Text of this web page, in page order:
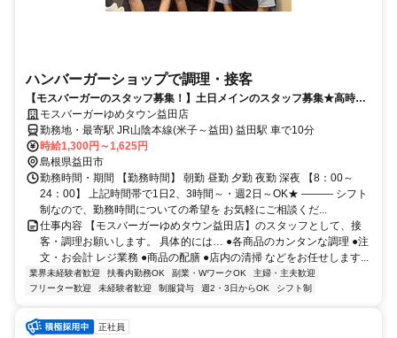
ハンバーガーショップで調理・接客
【モスバーガーのスタッフ募集！】土日メインのスタッフ募集★高時
給！1日2時間～,短時間OK！週2日～OK！
モスバーガーゆめタウン益田店
勤務地・最寄駅 JR山陰本線(米子～益田) 益田駅 車で10分
時給1,300円～1,625円
島根県益田市
勤務時間・期間 【勤務時間】 朝勤 昼勤 夕勤 夜勤 深夜 【8：00～
24：00】 上記時間帯で1日2、3時間～・週2日～OK★ ――― シフト
制なので、勤務時間についての希望を お気軽にご相談くだ...
仕事内容 【モスバーガーゆめタウン益田店】のスタッフとして、接
客・調理お願いします。 具体的には… ●各商品のカンタンな調理 ●注
文・お会計 レジ業務 ●商品の配膳 ●店内の清掃 などをお任せします...
業界未経験者歓迎 扶養内勤務OK 副業・WワークOK
主婦・主夫歓迎
フリーター歓迎
未経験者歓迎 制服貸与 週2・3日からOK シフト制
正社員